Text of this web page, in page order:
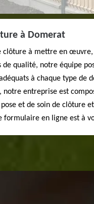
à Domerat
clôture à mettre en
de qualité, notre équipe
à chaque type de
notre entreprise est
et de soin de clôture
formulaire en ligne est à